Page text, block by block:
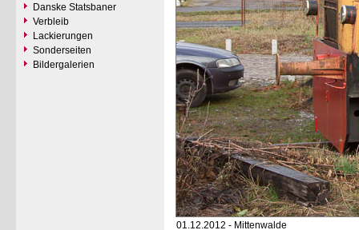
Danske Statsbaner
Verbleib
Lackierungen
Sonderseiten
Bildergalerien
01.12.2012 - Mittenwalde